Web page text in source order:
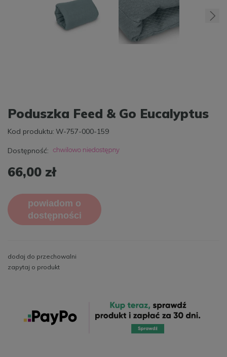
Poduszka Feed & Go Eucalyptus
Kod produktu: W-757-000-159
Dostępność:
66,00 zł
powiadom o
dostępności
dodaj do przechowalni
zapytaj o produkt